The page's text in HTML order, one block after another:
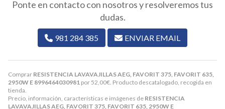
Comprar RESISTENCIA LAVAVAJILLAS AEG, FAVORIT 375, FAVORIT 635,
2950W E 8996464030981 por 52,00€ . Producto descatalogado, recogida en
tienda.
Precio, información, características e imágenes de RESISTENCIA
LAVAVAJILLAS AEG, FAVORIT 375, FAVORIT 635, 2950W E
Ponte en contacto con nosotros y resolveremos tus
dudas.
981 284 385 ENVIAR EMAIL